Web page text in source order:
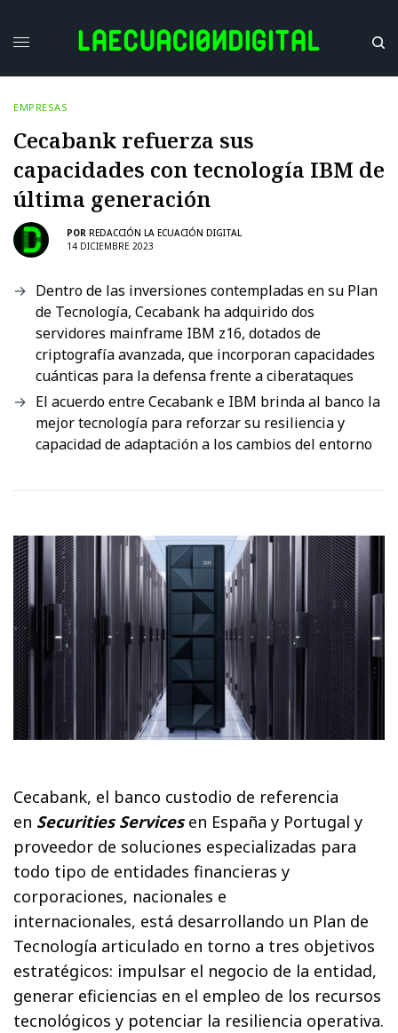
EMPRESAS
Cecabank refuerza sus
capacidades con tecnología IBM de
última generación
POR REDACCIÓN LA ECUACIÓN DIGITAL
14 DICIEMBRE 2023
Dentro de las inversiones contempladas en su Plan
de Tecnología, Cecabank ha adquirido dos
servidores mainframe IBM z16, dotados de
criptografía avanzada, que incorporan capacidades
cuánticas para la defensa frente a ciberataques
El acuerdo entre Cecabank e IBM brinda al banco la
mejor tecnología para reforzar su resiliencia y
capacidad de adaptación a los cambios del entorno
Cecabank, el banco custodio de referencia
en Securities Servicesen España y Portugal y
proveedor de soluciones especializadas para
todo tipo de entidades financieras y
corporaciones, nacionales e
internacionales, está desarrollando un Plan de
Tecnología articulado en torno a tres objetivos
estratégicos: impulsar el negocio de la entidad,
generar eficiencias en el empleo de los recursos
tecnológicos y potenciar la resiliencia operativa.